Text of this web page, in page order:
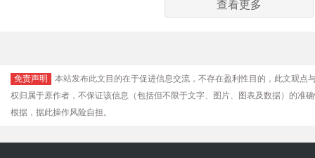
查看更多
免责声明
本站发布此文目的在于促进信息交流，不存在盈利性目的，此文观
权归属于原作者，不保证该信息（包括但不限于文字、图片、图表及数据）的准
根据，据此操作风险自担。